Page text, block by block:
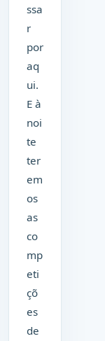
ssa
r
por
aq
ui.
E à
noi
te
ter
em
os
as
co
mp
eti
çõ
es
de